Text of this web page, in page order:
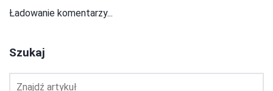
Ładowanie komentarzy...
Szukaj